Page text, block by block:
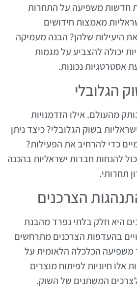
חדשות משפיעה על התחרות
מאמצות חידושים
את היעילות שלהן? הבנה מעמיקה
יכולה להצביע על מגמות
אסטרטגיות נכונות.
הגלובלי
מהעולם. אילו הזדמנויות
בשוק הגלובלי? כיצד ניתן
כדי להרחיב את הפעילות?
להנחות חברות ישראליות בהכנה
תחרותי.
הצרכנים
היא חלק בלתי נפרד מהבנת
בהעדפות הצרכנים מתרחשים
משפיעה הכלכלה הלאומית על
אלו חיוניות לפיתוח מוצרים
המשתנים של השוק.